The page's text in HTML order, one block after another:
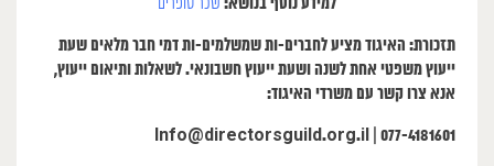
תזכורת: האיגוד מציע לחברים-ות שמשלמים-ות דמי חבר מלאים שעת
ייעוץ משפטי אחת לשנה ושעת ייעוץ חשבונאי. לשאלות ותיאום ייעוץ,
אנא צרו קשר עם משרדי האיגוד:
Info@directorsguild.org.il | 077-4181601